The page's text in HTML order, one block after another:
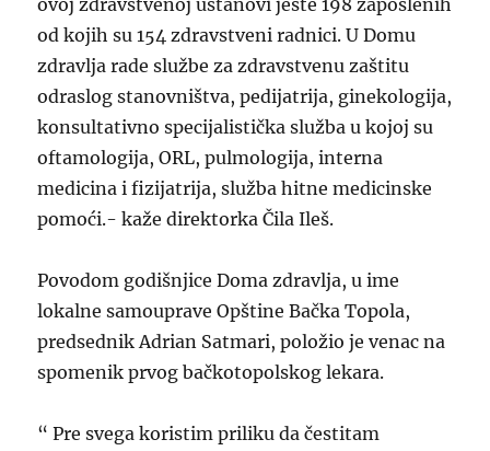
od kojih su 154 zdravstveni radnici. U Domu
zdravlja rade službe za zdravstvenu zaštitu
odraslog stanovništva, pedijatrija, ginekologija,
konsultativno specijalistička služba u kojoj su
oftamologija, ORL, pulmologija, interna
medicina i fizijatrija, služba hitne medicinske
pomoći.- kaže direktorka Čila Ileš.
Povodom godišnjice Doma zdravlja, u ime
lokalne samouprave Opštine Bačka Topola,
predsednik Adrian Satmari, položio je venac na
spomenik prvog bačkotopolskog lekara.
“ Pre svega koristim priliku da čestitam